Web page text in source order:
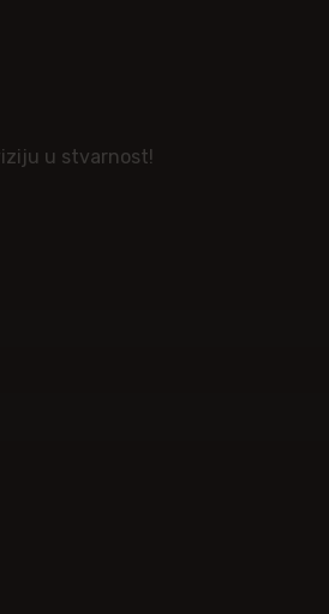
u stvarnost!